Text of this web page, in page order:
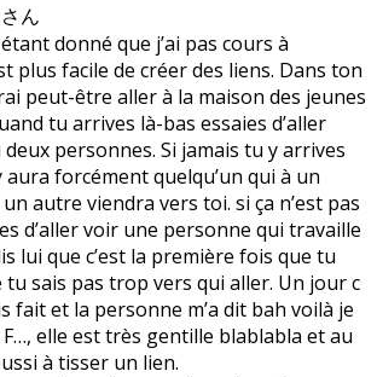
ん
donné que j’ai pas cours à
plus facile de créer des liens. Dans ton
peut-être aller à la maison des jeunes
tu arrives là-bas essaies d’aller
personnes. Si jamais tu y arrives
forcément quelqu’un qui à un
autre viendra vers toi. si ça n’est pas
d’aller voir une personne qui travaille
lui que c’est la première fois que tu
tu sais pas trop vers qui aller. Un jour c
fait et la personne m’a dit bah voilà je
elle est très gentille blablabla et au
à tisser un lien.